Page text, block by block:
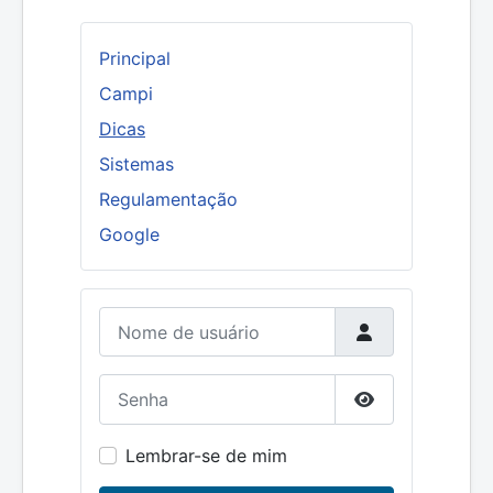
Principal
Campi
Dicas
Sistemas
Regulamentação
Google
Nome de usuário
Mostrar senha
Lembrar-se de mim